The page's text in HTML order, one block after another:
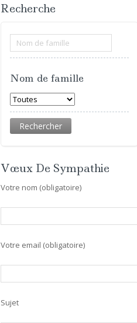
Recherche
Nom de famille
Vœux De Sympathie
Votre nom (obligatoire)
Votre email (obligatoire)
Sujet